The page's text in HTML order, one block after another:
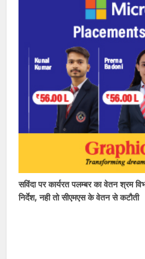
सविंदा पर कार्यरत पलम्बर का वेतन श्रम
निर्देश, नही तो सीएमएस के वेतन से कटौती